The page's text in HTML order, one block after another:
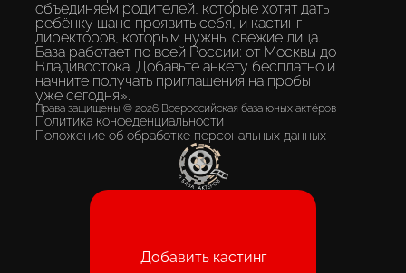
объединяем родителей, которые хотят дать
ребёнку шанс проявить себя, и кастинг-
директоров, которым нужны свежие лица.
База работает по всей России: от Москвы до
Владивостока. Добавьте анкету бесплатно и
начните получать приглашения на пробы
уже сегодня».
Права защищены © 2026 Всероссийская база юных актёров
Политика конфеденциальности
Положение об обработке персональных данных
Добавить кастинг